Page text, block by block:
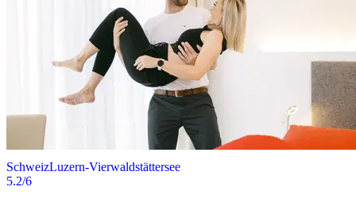
SchweizLuzern-Vierwaldstättersee
5.2/6